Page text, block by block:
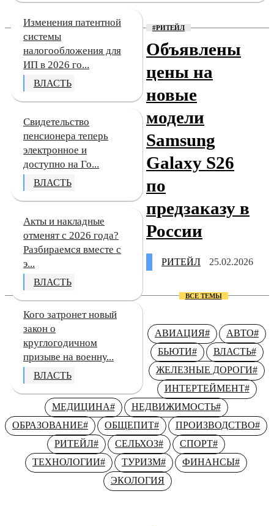
Изменения патентной
системы
налогообложения для
ИП в 2026 го...
ВЛАСТЬ
Свидетельство
пенсионера теперь
электронное и
доступно на Го...
ВЛАСТЬ
Акты и накладные
отменят с 2026 года?
Разбираемся вместе с
э...
ВЛАСТЬ
Кого затронет новый
закон о
круглогодичном
призыве на военну...
ВЛАСТЬ
#РИТЕЙЛ
Объявлены
цены на
новые
модели
Samsung
Galaxy S26
по
предзаказу в
России
РИТЕЙЛ 25.02.2026
ВСЕ ТЕМЫ
АВИАЦИЯ# АВТО#
БЬЮТИ# ВЛАСТЬ#
ЖЕЛЕЗНЫЕ ДОРОГИ#
ИНТЕРТЕЙМЕНТ#
МЕДИЦИНА# НЕДВИЖИМОСТЬ#
ОБРАЗОВАНИЕ# ОБЩЕПИТ# ПРОИЗВОДСТВО#
РИТЕЙЛ# СЕЛЬХОЗ# СПОРТ#
ТЕХНОЛОГИИ# ТУРИЗМ# ФИНАНСЫ#
ЭКОЛОГИЯ